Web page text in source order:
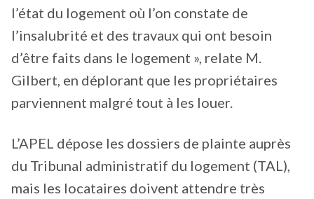
l’état du logement où l’on constate de
l’insalubrité et des travaux qui ont besoin
d’être faits dans le logement », relate M.
Gilbert, en déplorant que les propriétaires
parviennent malgré tout à les louer.
L’APEL dépose les dossiers de plainte auprès
du Tribunal administratif du logement (TAL),
mais les locataires doivent attendre très